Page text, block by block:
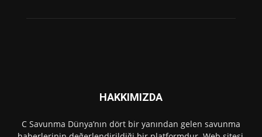
HAKKIMIZDA
C Savunma Dünya’nın dört bir yanından gelen savunma